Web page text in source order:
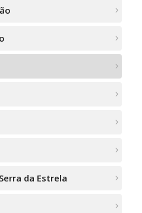
da Estrela